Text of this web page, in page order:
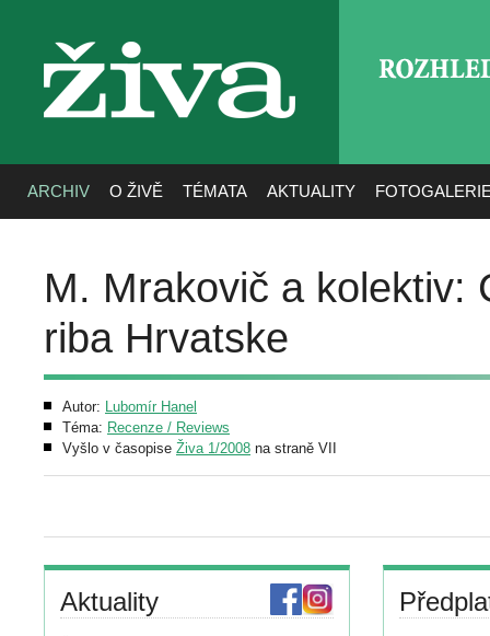
živa
ARCHIV O ŽIVĚ TÉMATA AKTUALITY
M. Mrakovič a kolektiv:
riba Hrvatske
Autor: Lubomír Hanel
Téma: Recenze / Reviews
Vyšlo v časopise Živa 1/2008 na straně VII
Aktuality